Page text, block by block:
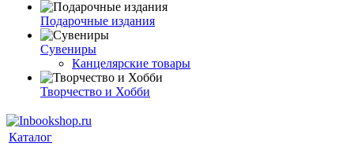
Подарочные издания
Сувениры
Канцелярские товары
Творчество и Хобби
Каталог